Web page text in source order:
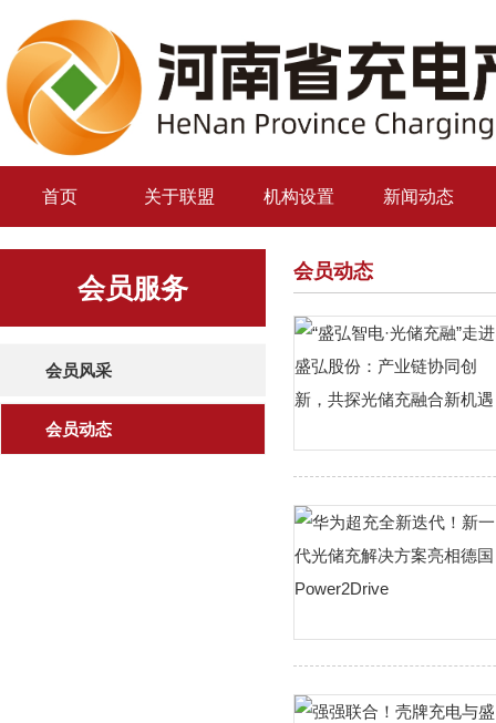
首页 关于联盟 机构设置 新闻动态
会员服务
会员风采
会员动态
会员动态